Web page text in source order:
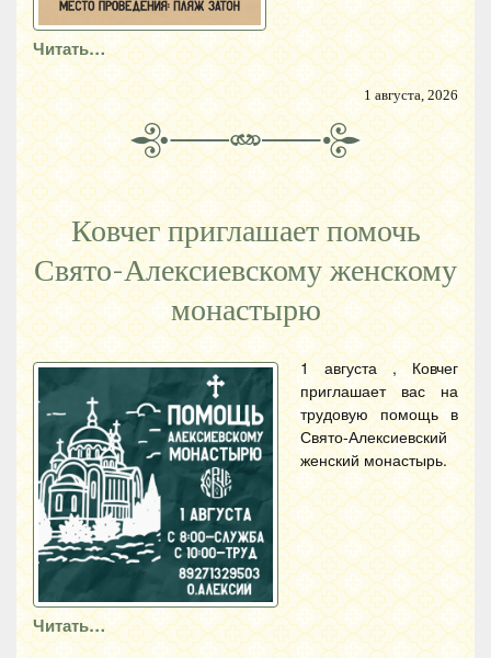
Читать…
1 августа, 2026
Ковчег приглашает помочь
Свято-Алексиевскому женскому
монастырю
1 августа , Ковчег
приглашает вас на
трудовую помощь в
Свято-Алексиевский
женский монастырь.
Читать…